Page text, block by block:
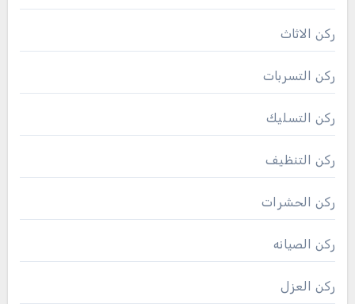
ركن الاثاث
ركن التسربات
ركن التسليك
ركن التنظيف
ركن الحشرات
ركن الصيانه
ركن العزل